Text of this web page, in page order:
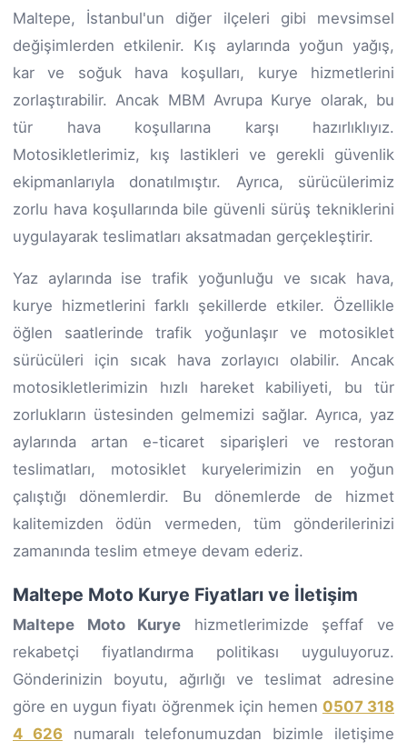
Maltepe, İstanbul'un diğer ilçeleri gibi mevsimsel
değişimlerden etkilenir. Kış aylarında yoğun yağış,
kar ve soğuk hava koşulları, kurye hizmetlerini
zorlaştırabilir. Ancak MBM Avrupa Kurye olarak, bu
tür hava koşullarına karşı hazırlıklıyız.
Motosikletlerimiz, kış lastikleri ve gerekli güvenlik
ekipmanlarıyla donatılmıştır. Ayrıca, sürücülerimiz
zorlu hava koşullarında bile güvenli sürüş tekniklerini
uygulayarak teslimatları aksatmadan gerçekleştirir.
Yaz aylarında ise trafik yoğunluğu ve sıcak hava,
kurye hizmetlerini farklı şekillerde etkiler. Özellikle
öğlen saatlerinde trafik yoğunlaşır ve motosiklet
sürücüleri için sıcak hava zorlayıcı olabilir. Ancak
motosikletlerimizin hızlı hareket kabiliyeti, bu tür
zorlukların üstesinden gelmemizi sağlar. Ayrıca, yaz
aylarında artan e-ticaret siparişleri ve restoran
teslimatları, motosiklet kuryelerimizin en yoğun
çalıştığı dönemlerdir. Bu dönemlerde de hizmet
kalitemizden ödün vermeden, tüm gönderilerinizi
zamanında teslim etmeye devam ederiz.
Maltepe Moto Kurye Fiyatları ve İletişim
Maltepe Moto Kurye hizmetlerimizde şeffaf ve
rekabetçi fiyatlandırma politikası uyguluyoruz.
Gönderinizin boyutu, ağırlığı ve teslimat adresine
göre en uygun fiyatı öğrenmek için hemen 0507 318
4 626numaralı telefonumuzdan bizimle iletişime